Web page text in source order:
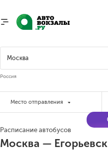
Россия
Место отправления
Расписание автобусов
Москва — Егорьевск